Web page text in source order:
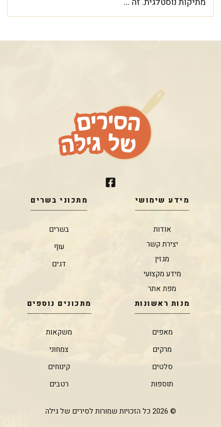
מידע שימושי
אודות
יצירת קשר
מגזין
מידע מקצועי
מפת אתר
מתכוני בשרים
בשרים
עוף
דגים
מנות ראשונות
מאפים
מרקים
סלטים
תוספות
מתכונים נוספים
משקאות
צמחוני
קינוחים
רטבים
© 2026 כל הזכויות שמורות לסירים של גילה